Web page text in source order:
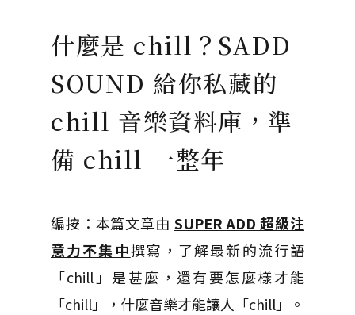
什麼是 chill？SADD
SOUND 給你私藏的
chill 音樂資料庫，準
備 chill 一整年
編按：本篇文章由 SUPER ADD 超級注
意力不集中撰寫，了解最新的流行語
「chill」是甚麼，還有要怎麼樣才能
「chill」，什麼音樂才能讓人「chill」。